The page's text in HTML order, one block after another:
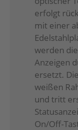
erfolgt
mit einer
werden
Anzeigen
ersetzt.
weißen
und tritt
On/Off-